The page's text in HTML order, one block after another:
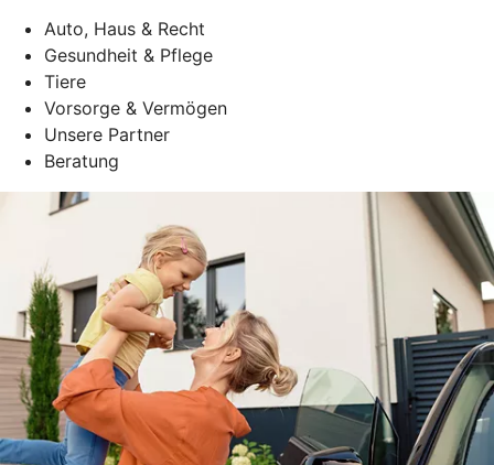
Auto, Haus & Recht
Gesundheit & Pflege
Tiere
Vorsorge & Vermögen
Unsere Partner
Beratung